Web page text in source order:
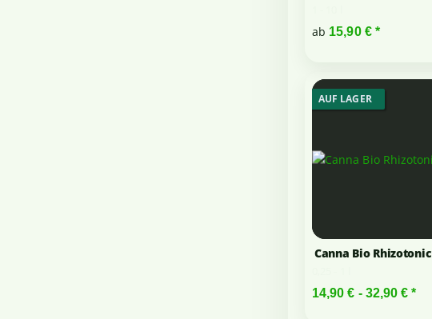
ab 15,90 € *
AUF LAGER
Canna Bio Rhizotonic
14,90 € - 32,90 €*